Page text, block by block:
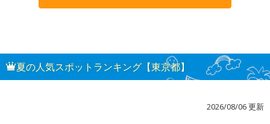
夏の人気スポットランキング【東京都】
2026/08/06 更新